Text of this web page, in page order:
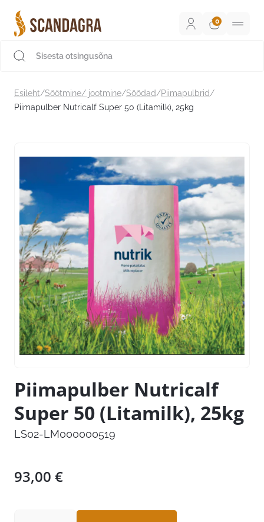
sisu
juurde
Esileht/Söötmine/ jootmine/Söödad/Piimapulbrid/
Piimapulber Nutricalf Super 50 (Litamilk), 25kg
Piimapulber Nutricalf
Super 50 (Litamilk), 25kg
LS02-LM000000519
93,00 €